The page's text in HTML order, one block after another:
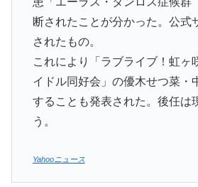
断されたことが分かった。公式
されたもの。
これにより「ラブライブ！虹ヶ
イドル同好会」の優木せつ菜・
することも発表された。後任は
う。
Yahooニュース